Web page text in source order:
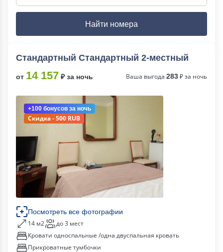
Найти номера
Стандартный Стандартный 2-местный
от 14 157 ₽ за ночь Ваша выгода 283₽ за ночь
+100 бонусов за ночь
Скидка - 500 RUB
Посмотреть все фотографии
14 м2
до 3 мест
Кровати односпальные /одна двуспальная кровать
Прикроватные тумбочки